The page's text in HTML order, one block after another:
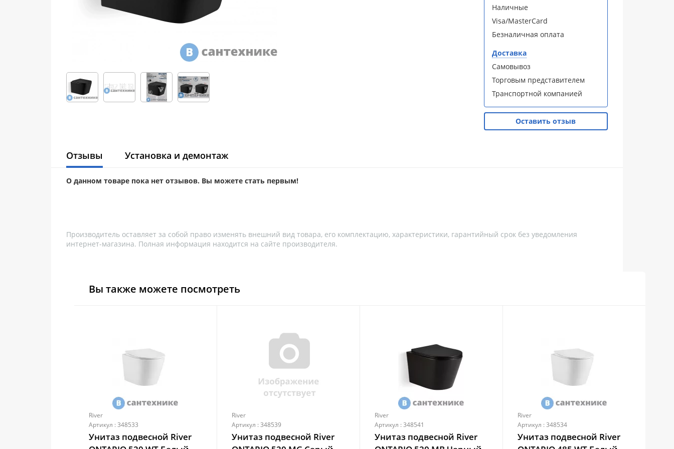
Наличные
Visa/MasterCard
Безналичная оплата
Доставка
Самовывоз
Торговым представителем
Транспортной компанией
Оставить отзыв
Отзывы Установка и демонтаж
О данном товаре пока нет отзывов. Вы можете стать первым!
Производитель оставляет за собой право изменять внешний вид товара, его комплектацию, характеристики, гарантийный срок без уведомления
интернет-магазина. Полная информация находится на сайте производителя.
Вы также можете посмотреть
River
Артикул : 348533
Унитаз подвесной River
River
Артикул : 348539
Унитаз подвесной River
River
Артикул : 348541
Унитаз подвесной River
River
Артикул : 348534
Унитаз подвесной River